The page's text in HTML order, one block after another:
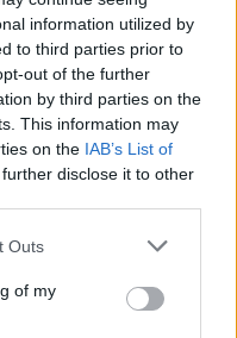
information utilized by
to third parties prior to
out of the further
by third parties on the
This information may
on the IAB’s List of
disclose it to other
Outs
of my
και
ψαρά,
έναν εύθυμο και
όμως στις
παίρνουν
την πτώση του
αρνούνται να